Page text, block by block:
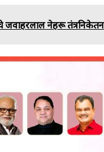
जवाहरलाल नेहरू